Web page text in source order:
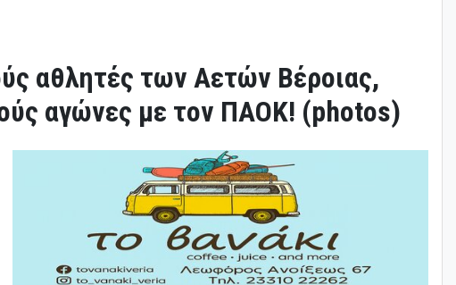
αθλητές των Αετών Βέροιας,
αγώνες με τον ΠΑΟΚ! (photos)